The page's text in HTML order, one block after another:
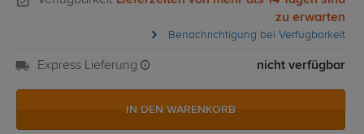
zu erwarten
Benachrichtigung bei Verfügbarkeit
Express Lieferung nicht verfügbar
IN DEN WARENKORB